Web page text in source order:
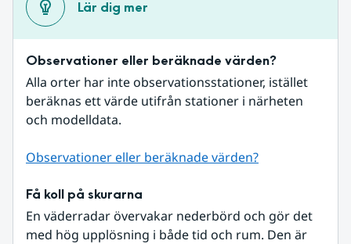
Lär dig mer
Observationer eller beräknade värden?
Alla orter har inte observationsstationer, istället
beräknas ett värde utifrån stationer i närheten
och modelldata.
Observationer eller beräknade värden?
Få koll på skurarna
En väderradar övervakar nederbörd och gör det
med hög upplösning i både tid och rum. Den är